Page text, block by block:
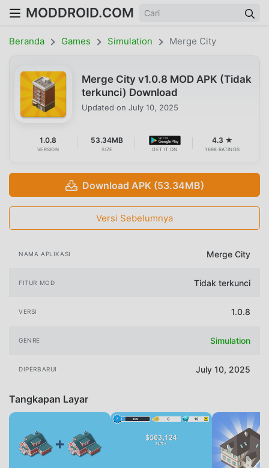
MODDROID.COM
Beranda Games Simulation Merge City
Merge City v1.0.8 MOD APK (Tidak
terkunci) Download
Updated on July 10, 2025
1.0.8
VERSION
53.34MB
SIZE GET IT ON
4.3 ★
1698 RATINGS
Download APK (53.34MB)
Versi Sebelumnya
NAMA APLIKASI Merge City
FITUR MOD Tidak terkunci
VERSI 1.0.8
GENRE Simulation
DIPERBARUI July 10, 2025
Tangkapan Layar